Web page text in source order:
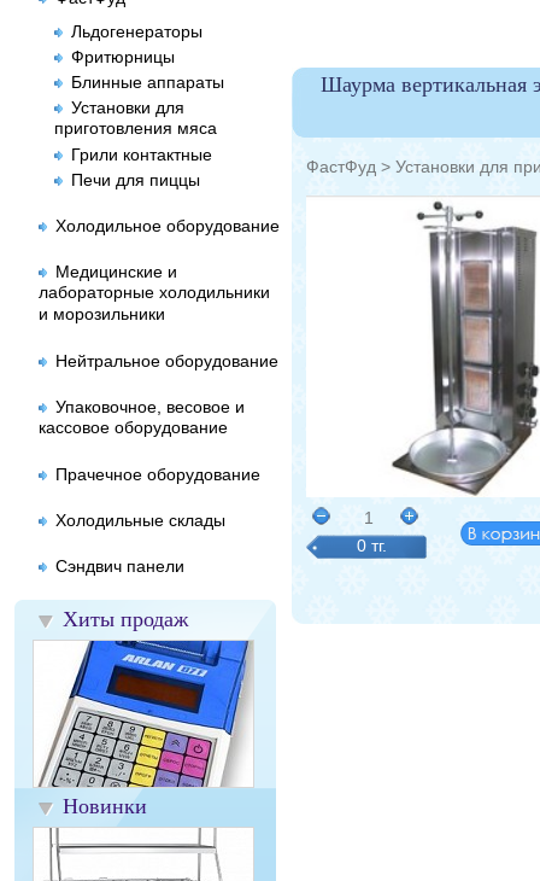
Льдогенераторы
Фритюрницы
Блинные аппараты
Установки для
приготовления мяса
Грили контактные
Печи для пиццы
Холодильное оборудование
Медицинские и
лабораторные холодильники
и морозильники
Нейтральное оборудование
Упаковочное, весовое и
кассовое оборудование
Прачечное оборудование
Холодильные склады
Сэндвич панели
Хиты продаж
Новинки
Шаурма вертикальная
ФастФуд > Установки для
1
0 тг.